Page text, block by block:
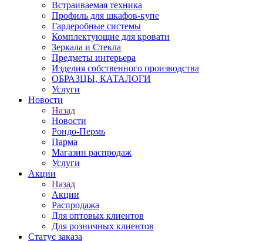
Встраиваемая техника
Профиль для шкафов-купе
Гардеробные системы
Комплектующие для кровати
Зеркала и Стекла
Предметы интерьера
Изделия собственного производства
ОБРАЗЦЫ, КАТАЛОГИ
Услуги
Новости
Назад
Новости
Рондо-Пермь
Парма
Магазин распродаж
Услуги
Акции
Назад
Акции
Распродажа
Для оптовых клиентов
Для розничных клиентов
Статус заказа